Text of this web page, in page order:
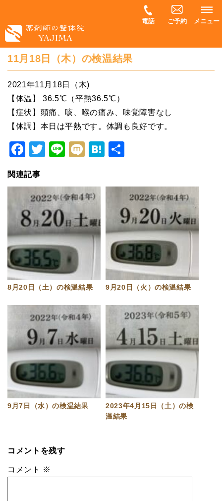
電話 ご予約 メニュー
11月18日（木）の検温結果
2021年11月18日（木)
【体温】 36.5℃（平熱36.5℃）
【症状】頭痛、咳、喉の痛み、味覚障害なし
【体調】本日は平熱です。体調も良好です。
Facebook
Twitter
LineMixiHatena
関連記事
8月20日（土）の検温結果 9月20日（火）の検温結果
9月7日（水）の検温結果
2023年4月15日（土）の検
温結果
コメントを残す
コメント ※